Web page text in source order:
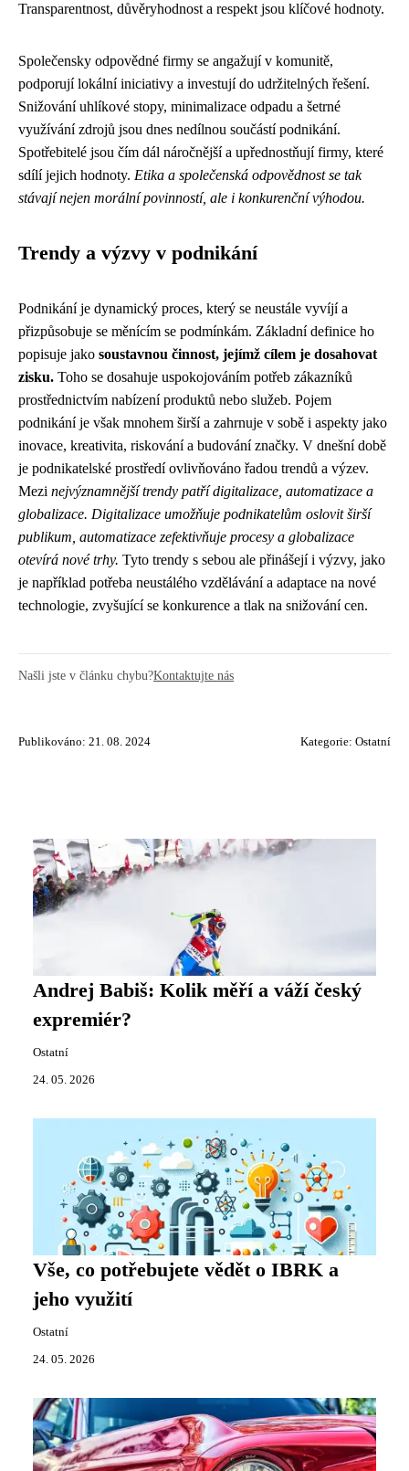
Transparentnost, důvěryhodnost a respekt jsou klíčové hodnoty.
Společensky odpovědné firmy se angažují v komunitě,
podporují lokální iniciativy a investují do udržitelných řešení.
Snižování uhlíkové stopy, minimalizace odpadu a šetrné
využívání zdrojů jsou dnes nedílnou součástí podnikání.
Spotřebitelé jsou čím dál náročnější a upřednostňují firmy, které
sdílí jejich hodnoty. Etika a společenská odpovědnost se tak
stávají nejen morální povinností, ale i konkurenční výhodou.
Trendy a výzvy v podnikání
Podnikání je dynamický proces, který se neustále vyvíjí a
přizpůsobuje se měnícím se podmínkám. Základní definice ho
popisuje jako soustavnou činnost, jejímž cílem je dosahovat
zisku. Toho se dosahuje uspokojováním potřeb zákazníků
prostřednictvím nabízení produktů nebo služeb. Pojem
podnikání je však mnohem širší a zahrnuje v sobě i aspekty jako
inovace, kreativita, riskování a budování značky. V dnešní době
je podnikatelské prostředí ovlivňováno řadou trendů a výzev.
Mezi nejvýznamnější trendy patří digitalizace, automatizace a
globalizace. Digitalizace umožňuje podnikatelům oslovit širší
publikum, automatizace zefektivňuje procesy a globalizace
otevírá nové trhy. Tyto trendy s sebou ale přinášejí i výzvy, jako
je například potřeba neustálého vzdělávání a adaptace na nové
technologie, zvyšující se konkurence a tlak na snižování cen.
Našli jste v článku chybu?Kontaktujte nás
Publikováno: 21. 08. 2024 Kategorie: Ostatní
Andrej Babiš: Kolik měří a váží český
expremiér?
Ostatní
24. 05. 2026
Vše, co potřebujete vědět o IBRK a
jeho využití
Ostatní
24. 05. 2026